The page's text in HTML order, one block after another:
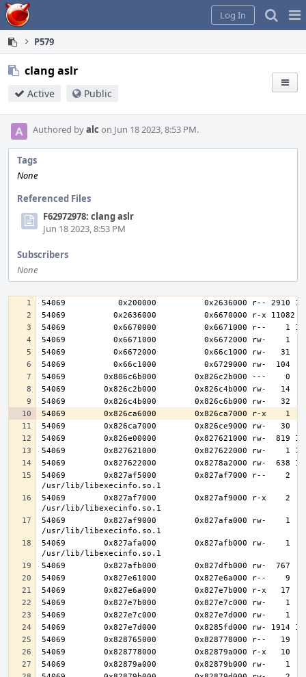
Home
Log In
P579
clang aslr
Active Public
Authored byalc on Jun 18 2023, 8:53 PM.
Tags
None
Referenced Files
F62972978: clang aslr
Jun 18 2023, 8:53 PM
Subscribers
None
54069        0x827af5000        0x827af7000 r--    2
54069        0x827af7000        0x827af9000 r-x    2
54069        0x827af9000        0x827afa000 rw-    1
54069        0x827afa000        0x827afb000 rw-    1